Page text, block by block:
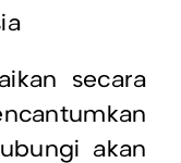
secara
akan